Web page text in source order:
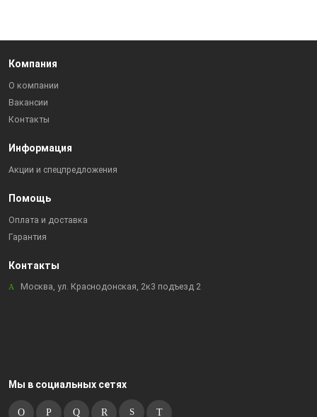
Компания
О компании
Вакансии
Контакты
Информация
Акции и спецпредложения
Помощь
Оплата и доставка
Гарантия
Контакты
Москва, ул. Краснодонская, 2к3 подъезд 2
Мы в социальных сетях